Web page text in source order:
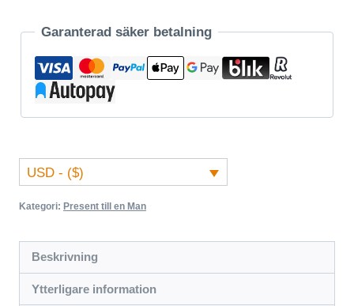
Garanterad säker betalning
USD - ($)
Kategori: Present till en Man
Beskrivning
Ytterligare information